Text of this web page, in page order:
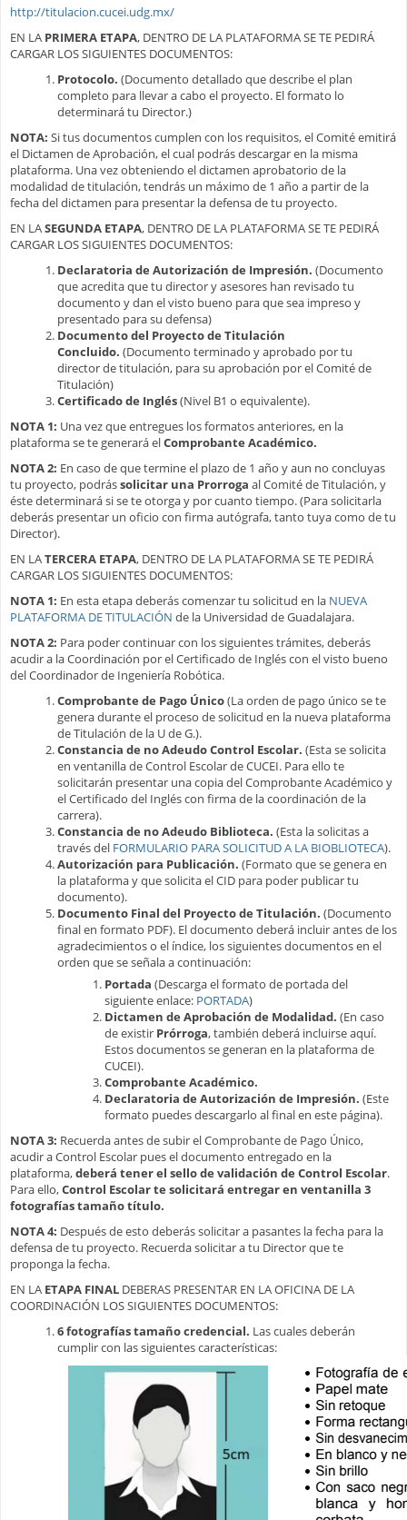
http://titulacion.cucei.udg.mx/
EN LA PRIMERA ETAPA, DENTRO DE LA PLATAFORMA SE TE PEDIRÁ
CARGAR LOS SIGUIENTES DOCUMENTOS:
Protocolo. (Documento detallado que describe el plan
completo para llevar a cabo el proyecto. El formato lo
determinará tu Director.)
NOTA: Si tus documentos cumplen con los requisitos, el Comité emitirá
el Dictamen de Aprobación, el cual podrás descargar en la misma
plataforma. Una vez obteniendo el dictamen aprobatorio de la
modalidad de titulación, tendrás un máximo de 1 año a partir de la
fecha del dictamen para presentar la defensa de tu proyecto.
EN LASEGUNDA ETAPA, DENTRO DE LA PLATAFORMA SE TE PEDIRÁ
CARGAR LOS SIGUIENTES DOCUMENTOS:
Declaratoria de Autorización de Impresión. (Documento
que acredita que tu director y asesores han revisado tu
documento y dan el visto bueno para que sea impreso y
presentado para su defensa)
Documento del Proyecto de Titulación
Concluido. (Documento terminado y aprobado por tu
director de titulación, para su aprobación por el Comité de
Titulación)
Certificado de Inglés(Nivel B1 o equivalente).
NOTA 1: Una vez que entregues los formatos anteriores, en la
plataforma se te generará elComprobante Académico.
NOTA 2: En caso de que termine el plazo de 1 año y aun no concluyas
tu proyecto, podrássolicitar una Prorroga al Comité de Titulación, y
éste determinará si se te otorga y por cuanto tiempo. (Para solicitarla
deberás presentar un oficio con firma autógrafa, tanto tuya como de tu
Director).
EN LATERCERA ETAPA, DENTRO DE LA PLATAFORMA SE TE PEDIRÁ
CARGAR LOS SIGUIENTES DOCUMENTOS:
NOTA 1: En esta etapa deberás comenzar tu solicitud en la NUEVA
PLATAFORMA DE TITULACIÓN de la Universidad de Guadalajara.
NOTA 2: Para poder continuar con los siguientes trámites, deberás
acudir a la Coordinación por el Certificado de Inglés con el visto bueno
del Coordinador de Ingeniería Robótica.
Comprobante de Pago Único(La orden de pago único se te
genera durante el proceso de solicitud en la nueva plataforma
de Titulación de la U de G.).
Constancia de no Adeudo Control Escolar. (Esta se solicita
en ventanilla de Control Escolar de CUCEI. Para ello te
solicitarán presentar una copia del Comprobante Académico y
el Certificado del Inglés con firma de la coordinación de la
carrera).
Constancia de no Adeudo Biblioteca. (Esta la solicitas a
través del FORMULARIO PARA SOLICITUD A LA BIOBLIOTECA).
Autorización para Publicación. (Formato que se genera en
la plataforma y que solicita el CID para poder publicar tu
documento).
Documento Final del Proyecto de Titulación. (Documento
final en formato PDF). El documento deberá incluir antes de los
agradecimientos o el índice, los siguientes documentos en el
orden que se señala a continuación:
Portada (Descarga el formato de portada del
siguiente enlace: PORTADA)
Dictamen de Aprobación de Modalidad. (En caso
de existir Prórroga, también deberá incluirse aquí.
Estos documentos se generan en la plataforma de
CUCEI).
Comprobante Académico.
Declaratoria de Autorización de Impresión. (Este
formato puedes descargarlo al final en este página).
NOTA 3: Recuerda antes de subir el Comprobante de Pago Único,
acudir a Control Escolar pues el documento entregado en la
plataforma,deberá tener el sello de validación de Control Escolar.
Para ello,Control Escolar te solicitará entregar en ventanilla 3
fotografías tamaño título.
NOTA 4: Después de esto deberás solicitar a pasantes la fecha para la
defensa de tu proyecto. Recuerda solicitar a tu Director que te
proponga la fecha.
EN LA ETAPA FINAL DEBERAS PRESENTAR EN LA OFICINA DE LA
COORDINACIÓN LOS SIGUIENTES DOCUMENTOS:
6 fotografías tamaño credencial. Las cuales deberán
cumplir con las siguientes características: